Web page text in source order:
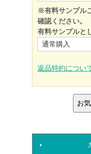
※有料サンプル
確認ください。
有料サンプルと
返品特約につい
お